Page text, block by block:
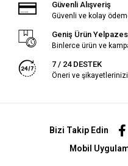
Güvenli Alışveriş
Güvenli ve kolay
Geniş Ürün
Binlerce ürün ve
7 / 24 DESTEK
Öneri ve
Bizi Takip Edin
Mobil